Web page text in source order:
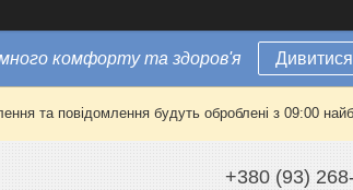
комфорту та здоров'я
та повідомлення будуть оброблені з 09:00
+380 (93)